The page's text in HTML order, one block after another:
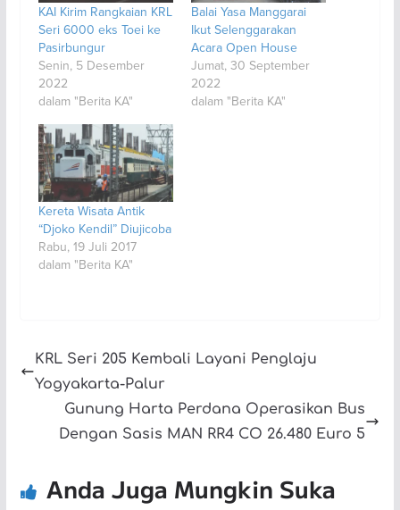
KAI Kirim Rangkaian KRL
Seri 6000 eks Toei ke
Pasirbungur
Senin, 5 Desember
2022
dalam "Berita KA"
Balai Yasa Manggarai
Ikut Selenggarakan
Acara Open House
Jumat, 30 September
2022
dalam "Berita KA"
Kereta Wisata Antik
“Djoko Kendil” Diujicoba
Rabu, 19 Juli 2017
dalam "Berita KA"
KRL Seri 205 Kembali Layani Penglaju
Yogyakarta-Palur
Gunung Harta Perdana Operasikan Bus
Dengan Sasis MAN RR4 CO 26.480 Euro 5
Anda Juga Mungkin Suka